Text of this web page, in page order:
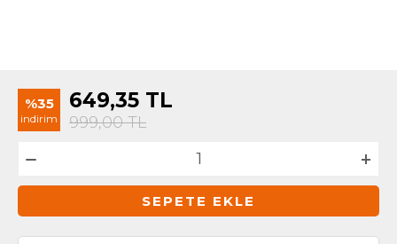
%35
indirim
649,35 TL
999,00TL
SEPETE EKLE